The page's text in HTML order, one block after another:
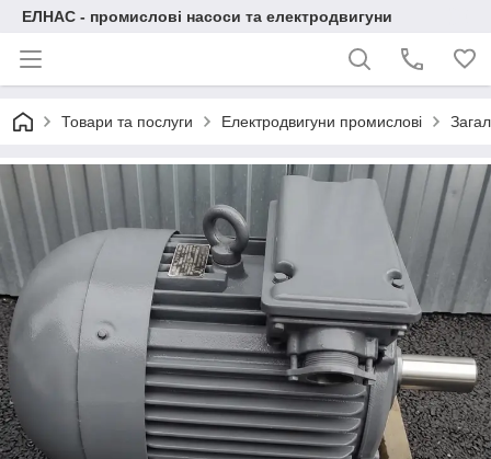
ЕЛНАС - промислові насоси та електродвигуни
Товари та послуги Електродвигуни промислові